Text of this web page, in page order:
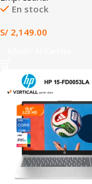
En stock
S/ 2,149.00